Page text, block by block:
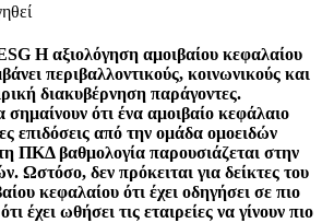
Η αξιολόγηση αμοιβαίου κεφαλαίου
περιβαλλοντικούς, κοινωνικούς και
διακυβέρνηση παράγοντες.
ότι ένα αμοιβαίο κεφάλαιο
επιδόσεις από την ομάδα ομοειδών
ΠΚΔ βαθμολογία παρουσιάζεται στην
Ωστόσο, δεν πρόκειται για δείκτες του
κεφαλαίου ότι έχει οδηγήσει σε πιο
έχει ωθήσει τις εταιρείες να γίνουν πιο